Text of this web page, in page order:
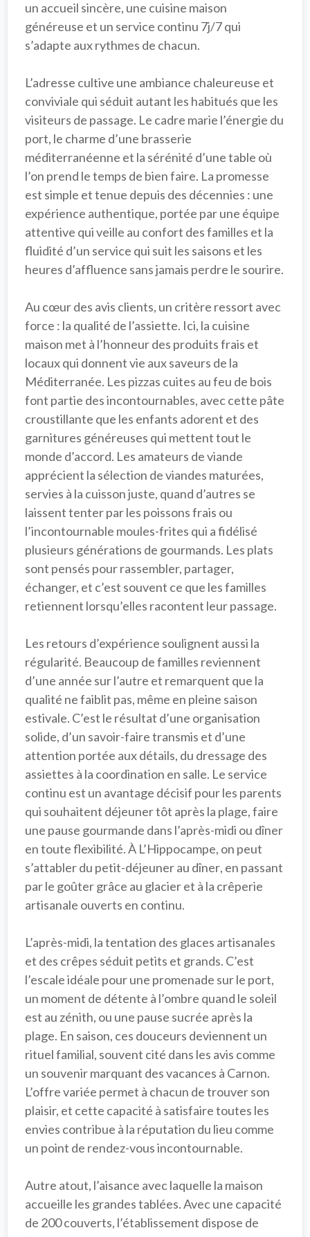
un accueil sincère, une cuisine maison
généreuse et un service continu 7j/7 qui
s’adapte aux rythmes de chacun.
L’adresse cultive une ambiance chaleureuse
conviviale qui séduit autant les habitués que les
visiteurs de passage. Le cadre marie l’énergie du
port, le charme d’une brasserie
méditerranéenne et la sérénité d’une table où
l’on prend le temps de bien faire. La promesse
est simple et tenue depuis des décennies : une
attentive qui veille au confort des familles et la
fluidité d’un service qui suit les saisons et les
heures d’affluence sans jamais perdre le sourire.
Au cœur des avis clients, un critère ressort avec
force : la qualité de l’assiette. Ici, la cuisine
maison met à l’honneur des produits frais et
locaux qui donnent vie aux saveurs de la
Méditerranée. Les pizzas cuites au feu de bois
font partie des incontournables, avec cette pâte
croustillante que les enfants adorent et des
garnitures généreuses qui mettent tout le
monde d’accord. Les amateurs de viande
apprécient la sélection de viandes maturées,
servies à la cuisson juste, quand d’autres se
laissent tenter par les poissons frais ou
l’incontournable moules-frites qui a fidélisé
plusieurs générations de gourmands. Les plats
sont pensés pour rassembler, partager,
échanger, et c’est souvent ce que les familles
retiennent lorsqu’elles racontent leur passage.
Les retours d’expérience soulignent aussi la
régularité. Beaucoup de familles reviennent
d’une année sur l’autre et remarquent que la
qualité ne faiblit pas, même en pleine saison
estivale. C’est le résultat d’une organisation
solide, d’un savoir-faire transmis et d’une
attention portée aux détails, du dressage des
assiettes à la coordination en salle. Le service
continu est un avantage décisif pour les parents
qui souhaitent déjeuner tôt après la plage, faire
une pause gourmande dans l’après-midi ou dîner
en toute flexibilité. À L’Hippocampe, on peut
s’attabler du petit-déjeuner au dîner, en passant
par le goûter grâce au glacier et à la crêperie
artisanale ouverts en continu.
L’après-midi, la tentation des glaces artisanales
et des crêpes séduit petits et grands. C’est
l’escale idéale pour une promenade sur le port,
un moment de détente à l’ombre quand le soleil
est au zénith, ou une pause sucrée après la
plage. En saison, ces douceurs deviennent un
rituel familial, souvent cité dans les avis comme
un souvenir marquant des vacances à Carnon.
L’offre variée permet à chacun de trouver son
plaisir, et cette capacité à satisfaire toutes les
envies contribue à la réputation du lieu comme
un point de rendez-vous incontournable.
Autre atout, l’aisance avec laquelle la maison
accueille les grandes tablées. Avec une capacité
de 200 couverts, l’établissement dispose de